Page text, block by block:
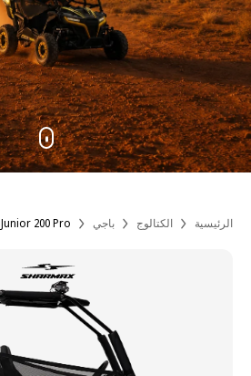
الرئيسية الكتالوج باجي Junior 200 Pro